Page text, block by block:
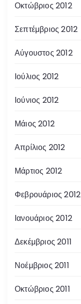
Οκτώβριος 2012
Σεπτέμβριος 2012
Αύγουστος 2012
Ιούλιος 2012
Ιούνιος 2012
Μάιος 2012
Απρίλιος 2012
Μάρτιος 2012
Φεβρουάριος 2012
Ιανουάριος 2012
Δεκέμβριος 2011
Νοέμβριος 2011
Οκτώβριος 2011